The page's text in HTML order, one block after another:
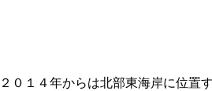
０１４年からは北部東海岸に位置